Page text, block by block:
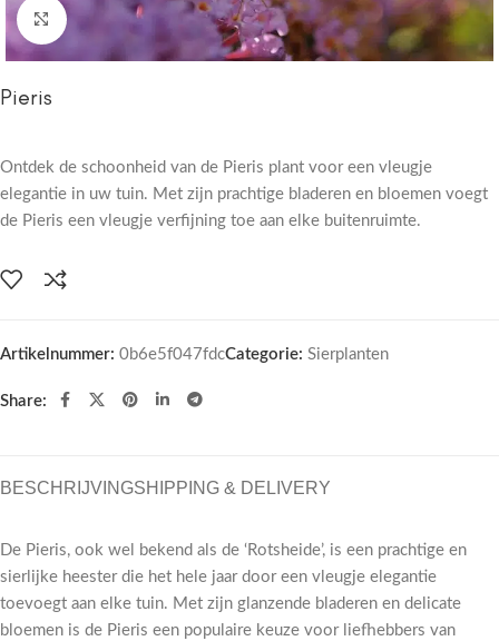
Click to enlarge
Pieris
Ontdek de schoonheid van de Pieris plant voor een vleugje
elegantie in uw tuin. Met zijn prachtige bladeren en bloemen voegt
de Pieris een vleugje verfijning toe aan elke buitenruimte.
Artikelnummer: 0b6e5f047fdcCategorie: Sierplanten
Share:
BESCHRIJVINGSHIPPING & DELIVERY
De Pieris, ook wel bekend als de ‘Rotsheide’, is een prachtige en
sierlijke heester die het hele jaar door een vleugje elegantie
toevoegt aan elke tuin. Met zijn glanzende bladeren en delicate
bloemen is de Pieris een populaire keuze voor liefhebbers van